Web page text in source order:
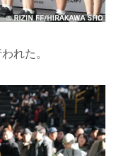
れた。